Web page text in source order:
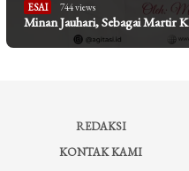
ESAI 744 views
Minan Jauhari, Sebagai Martir
REDAKSI
KONTAK KAMI